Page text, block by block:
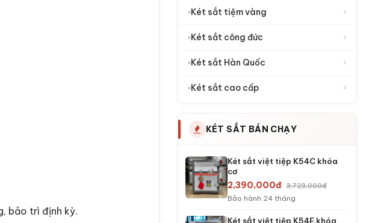
bảo trì định kỳ.
Két sắt tiệm vàng ›
Két sắt công đức ›
Két sắt Hàn Quốc ›
Két sắt cao cấp ›
KÉT SẮT BÁN CHẠY
Két sắt việt tiệp K54C khóa
cơ
2,390,000đ 3,723,000đ
Bảo hành 24 tháng
Két sắt việt tiệp K54E khóa